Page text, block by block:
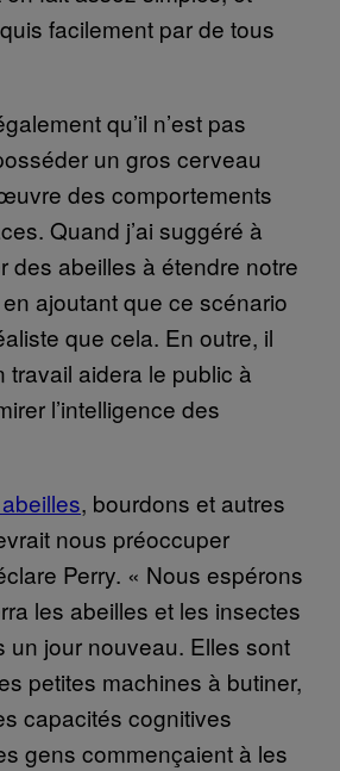
facilement par de tous
qu’il n’est pas
un gros cerveau
des comportements
Quand j’ai suggéré à
des abeilles à étendre notre
ajoutant que ce scénario
que cela. En outre, il
aidera le public à
l’intelligence des
, bourdons et autres
nous préoccuper
Perry. « Nous espérons
les abeilles et les insectes
un jour nouveau. Elles sont
petites machines à butiner,
capacités cognitives
gens commençaient à les